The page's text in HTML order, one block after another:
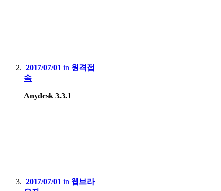
2017/07/01 in 원격접
속
Anydesk 3.3.1
2017/07/01 in 웹브라